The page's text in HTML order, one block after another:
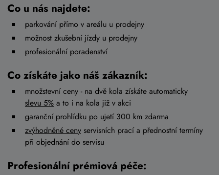
Co u nás najdete:
parkování přímo v areálu u prodejny
možnost zkušební jízdy u prodejny
profesionální poradenství
Co získáte jako náš zákazník:
množstevní ceny - na dvě kola získáte automaticky
slevu 5% a to i na kola již v akci
garanční prohlídku po ujetí 300 km zdarma
zvýhodněné ceny servisních prací a přednostní termíny
při objednání do servisu
Profesionální prémiová péče: